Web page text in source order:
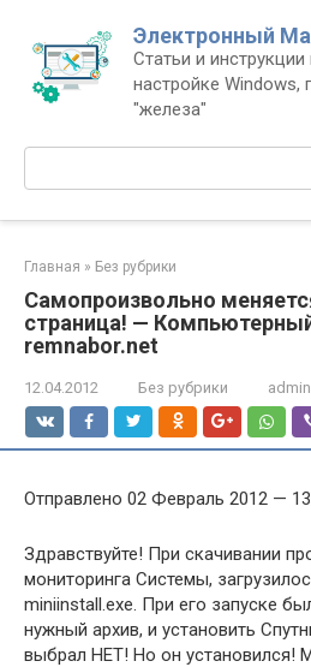
контенту
Электронный
Статьи и
настройке Windows,
"железа"
Поиск:
Главная » Без рубрики
Самопроизвольно
страница! —
remnabor.net
12.04.2012 Без рубрики admin
Отправлено 02 Февраль 2012 —
Здравствуйте! При скачивании
мониторинга Системы,
miniinstall.exe. При его запуске
нужный архив, и установить
выбрал НЕТ! Но он установился!